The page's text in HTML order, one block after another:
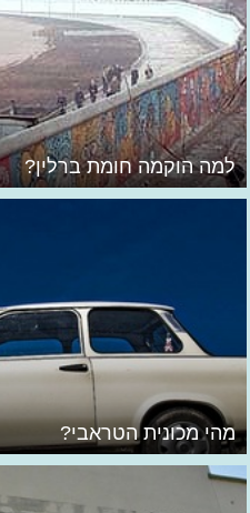
למה הוקמה חומת ברלין?
מהי מכונית הטראבי?